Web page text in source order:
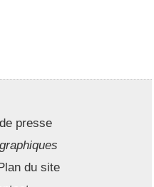
presse
du site